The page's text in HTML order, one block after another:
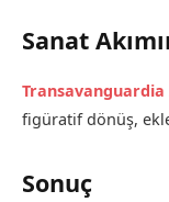
Sanat
Transavanguardia
figüratif dönüş,
Sonuç